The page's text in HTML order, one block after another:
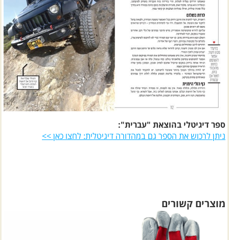
ספר דיגיטלי בהוצאת "עברית":
ניתן לרכוש את הספר גם במהדורה דיגיטלית: לחצו כאן >>
מוצרים קשורים